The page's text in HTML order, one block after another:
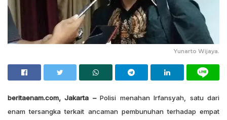
Yunarto Wijaya.
beritaenam.com, Jakarta –Polisi menahan Irfansyah, satu dari
enam tersangka terkait ancaman pembunuhan terhadap empat